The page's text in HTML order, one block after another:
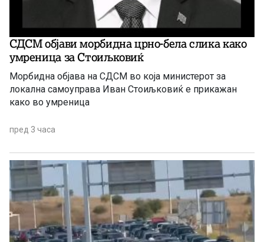
СДСМ објави морбидна црно-бела слика како
умреница за Стоиљковиќ
Морбидна објава на СДСМ во која министерот за
локална самоуправа Иван Стоиљковиќ е прикажан
како во умреница
пред 3 часа